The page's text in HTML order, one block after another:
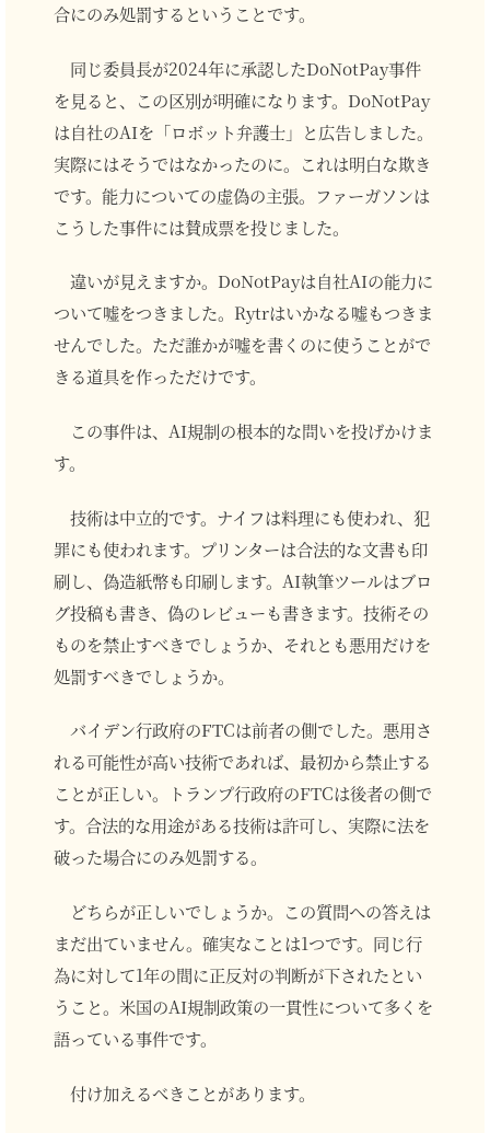
合にのみ処罰するということです。
同じ委員長が2024年に承認したDoNotPay事件
を見ると、この区別が明確になります。DoNotPay
は自社のAIを「ロボット弁護士」と広告しました。
実際にはそうではなかったのに。これは明白な欺き
です。能力についての虚偽の主張。ファーガソンは
こうした事件には賛成票を投じました。
違いが見えますか。DoNotPayは自社AIの能力に
ついて嘘をつきました。Rytrはいかなる嘘もつきま
せんでした。ただ誰かが嘘を書くのに使うことがで
きる道具を作っただけです。
この事件は、AI規制の根本的な問いを投げかけま
す。
技術は中立的です。ナイフは料理にも使われ、犯
罪にも使われます。プリンターは合法的な文書も印
刷し、偽造紙幣も印刷します。AI執筆ツールはブロ
グ投稿も書き、偽のレビューも書きます。技術その
ものを禁止すべきでしょうか、それとも悪用だけを
処罰すべきでしょうか。
バイデン行政府のFTCは前者の側でした。悪用さ
れる可能性が高い技術であれば、最初から禁止する
ことが正しい。トランプ行政府のFTCは後者の側で
す。合法的な用途がある技術は許可し、実際に法を
破った場合にのみ処罰する。
どちらが正しいでしょうか。この質問への答えは
まだ出ていません。確実なことは1つです。同じ行
為に対して1年の間に正反対の判断が下されたとい
うこと。米国のAI規制政策の一貫性について多くを
語っている事件です。
付け加えるべきことがあります。